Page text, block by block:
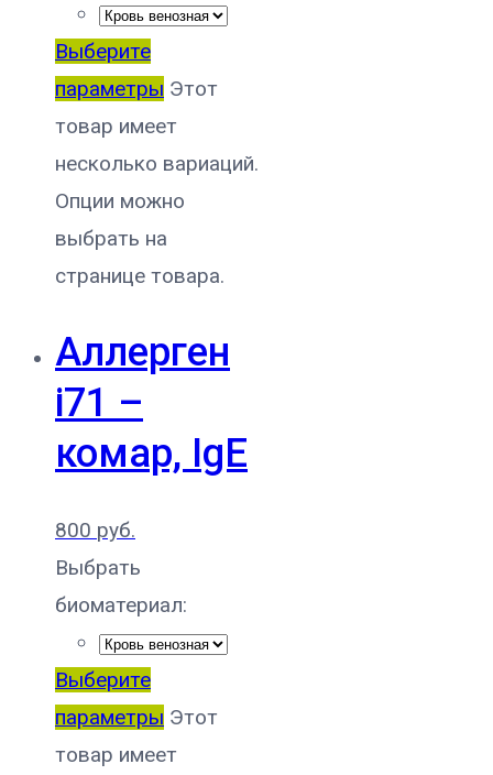
Выберите
параметры Этот
товар имеет
несколько вариаций.
Опции можно
выбрать на
странице товара.
Аллерген
i71 –
комар, IgE
800 руб.
Выбрать
биоматериал:
Выберите
параметры Этот
товар имеет